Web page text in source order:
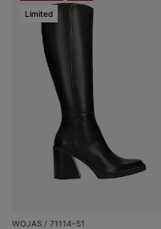
Limited
WOJAS / 71114-51